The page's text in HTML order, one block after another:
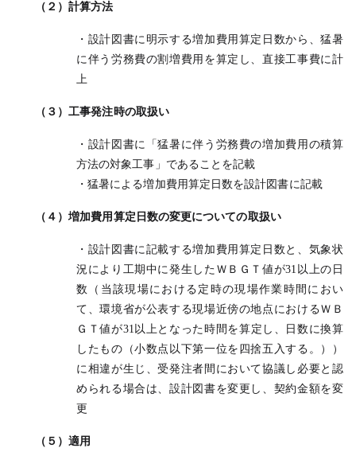
（２）計算方法
・設計図書に明示する増加費用算定日数から、猛暑
に伴う労務費の割増費用を算定し、直接工事費に計
上
（３）工事発注時の取扱い
・設計図書に「猛暑に伴う労務費の増加費用の積算
方法の対象工事」であることを記載
・猛暑による増加費用算定日数を設計図書に記載
（４）増加費用算定日数の変更についての取扱い
・設計図書に記載する増加費用算定日数と、気象状
況により工期中に発生したＷＢＧＴ値が31以上の日
数（当該現場における定時の現場作業時間におい
て、環境省が公表する現場近傍の地点におけるＷＢ
ＧＴ値が31以上となった時間を算定し、日数に換算
したもの（小数点以下第一位を四捨五入する。））
に相違が生じ、受発注者間において協議し必要と認
められる場合は、設計図書を変更し、契約金額を変
更
（５）適用